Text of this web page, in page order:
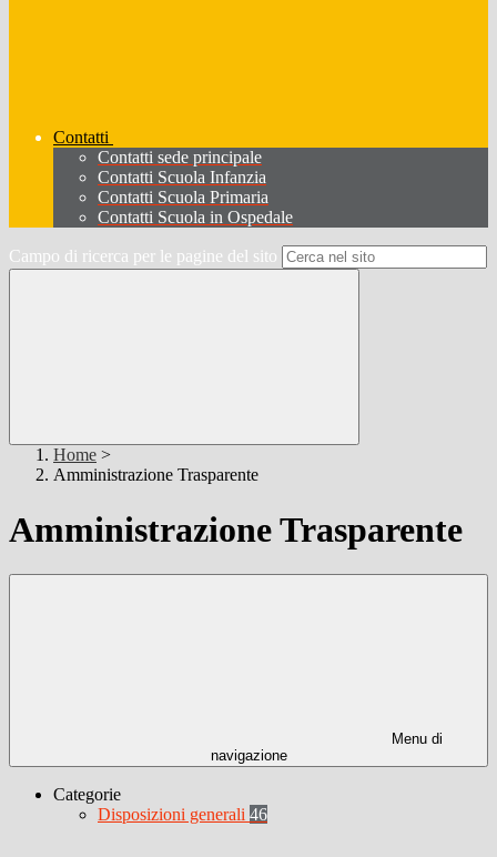
Contatti
Contatti sede principale
Contatti Scuola Infanzia
Contatti Scuola Primaria
Contatti Scuola in Ospedale
Campo di ricerca per le pagine del sito
Home >
Amministrazione Trasparente
Amministrazione Trasparente
Menu di
navigazione
Categorie
Disposizioni generali 46